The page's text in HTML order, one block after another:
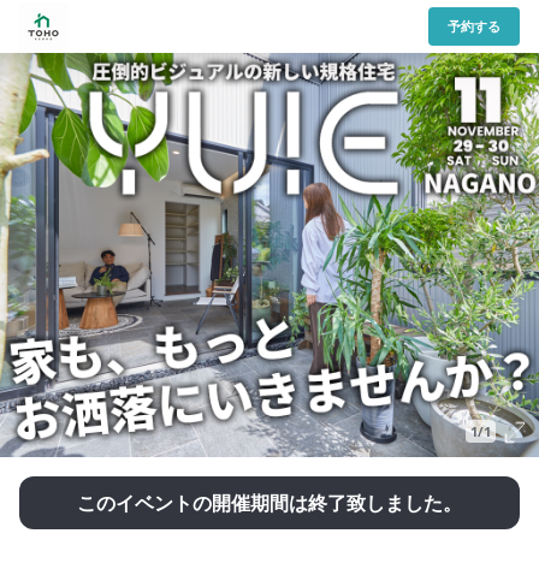
予約する
1/1
このイベントの開催期間は終了致しました。